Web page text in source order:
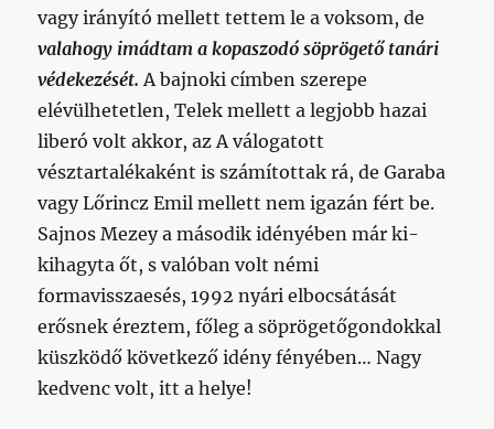
vagy irányító mellett tettem le a voksom, de
valahogy imádtam a kopaszodó söprögető tanári
védekezését. A bajnoki címben szerepe
elévülhetetlen, Telek mellett a legjobb hazai
liberó volt akkor, az A válogatott
vésztartalékaként is számítottak rá, de Garaba
vagy Lőrincz Emil mellett nem igazán fért be.
Sajnos Mezey a második idényében már ki-
kihagyta őt, s valóban volt némi
formavisszaesés, 1992 nyári elbocsátását
erősnek éreztem, főleg a söprögetőgondokkal
küszködő következő idény fényében… Nagy
kedvenc volt, itt a helye!